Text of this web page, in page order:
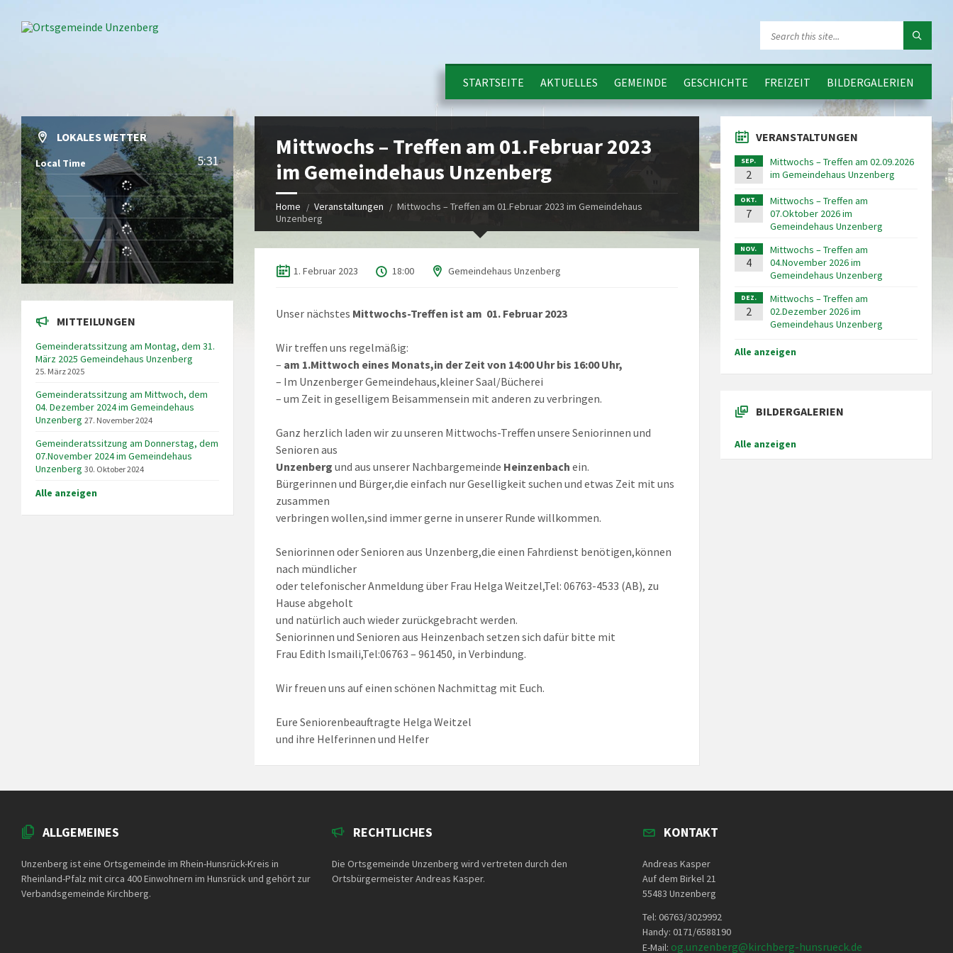
STARTSEITE AKTUELLES GEMEINDE GESCHICHTE FREIZEIT BILDERGALERIEN
Mittwochs – Treffen am 01.Februar 2023
im Gemeindehaus Unzenberg
Home Veranstaltungen
Mittwochs – Treffen am 01.Februar 2023 im Gemeindehaus
Unzenberg
1. Februar 2023 18:00 Gemeindehaus Unzenberg
Unser nächstes Mittwochs-Treffen ist am 01. Februar 2023
Wir treffen uns regelmäßig:
– am 1.Mittwoch eines Monats,in der Zeit von 14:00 Uhr bis 16:00 Uhr,
– Im Unzenberger Gemeindehaus,kleiner Saal/Bücherei
– um Zeit in geselligem Beisammensein mit anderen zu verbringen.
Ganz herzlich laden wir zu unseren Mittwochs-Treffen unsere Seniorinnen und
Senioren aus
Unzenberg und aus unserer Nachbargemeinde Heinzenbach ein.
Bürgerinnen und Bürger,die einfach nur Geselligkeit suchen und etwas Zeit mit uns
zusammen
verbringen wollen,sind immer gerne in unserer Runde willkommen.
Seniorinnen oder Senioren aus Unzenberg,die einen Fahrdienst benötigen,können
nach mündlicher
oder telefonischer Anmeldung über Frau Helga Weitzel,Tel: 06763-4533 (AB), zu
Hause abgeholt
und natürlich auch wieder zurückgebracht werden.
Seniorinnen und Senioren aus Heinzenbach setzen sich dafür bitte mit
Frau Edith Ismaili,Tel:06763 – 961450, in Verbindung.
Wir freuen uns auf einen schönen Nachmittag mit Euch.
Eure Seniorenbeauftragte Helga Weitzel
und ihre Helferinnen und Helfer
LOKALES WETTER
Local Time 5:31
MITTEILUNGEN
Gemeinderatssitzung am Montag, dem 31.
März 2025 Gemeindehaus Unzenberg
25. März 2025
Gemeinderatssitzung am Mittwoch, dem
04. Dezember 2024 im Gemeindehaus
Unzenberg 27. November 2024
Gemeinderatssitzung am Donnerstag, dem
07.November 2024 im Gemeindehaus
Unzenberg 30. Oktober 2024
Alle anzeigen
VERANSTALTUNGEN
SEP.
2
Mittwochs – Treffen am 02.09.2026
im Gemeindehaus Unzenberg
OKT.
7
Mittwochs – Treffen am
07.Oktober 2026 im
Gemeindehaus Unzenberg
NOV.
4
Mittwochs – Treffen am
04.November 2026 im
Gemeindehaus Unzenberg
DEZ.
2
Mittwochs – Treffen am
02.Dezember 2026 im
Gemeindehaus Unzenberg
Alle anzeigen
BILDERGALERIEN
Alle anzeigen
ALLGEMEINES
Unzenberg ist eine Ortsgemeinde im Rhein-Hunsrück-Kreis in
Rheinland-Pfalz mit circa 400 Einwohnern im Hunsrück und gehört zur
Verbandsgemeinde Kirchberg.
RECHTLICHES
Die Ortsgemeinde Unzenberg wird vertreten durch den
Ortsbürgermeister Andreas Kasper.
KONTAKT
Andreas Kasper
Auf dem Birkel 21
55483 Unzenberg
Tel: 06763/3029992
Handy: 0171/6588190
E-Mail: og.unzenberg@kirchberg-hunsrueck.de